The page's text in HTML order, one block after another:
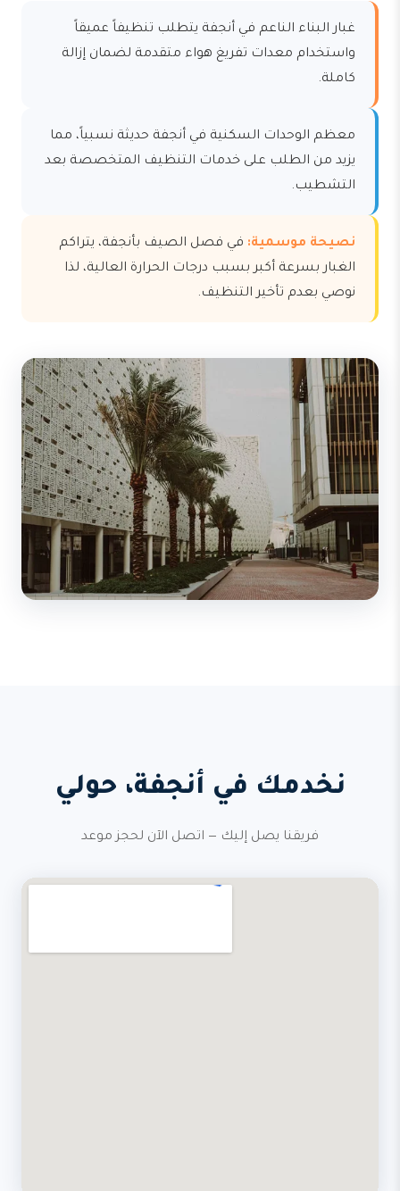
غبار البناء الناعم في أنجفة يتطلب تنظيفاً عميقاً
واستخدام معدات تفريغ هواء متقدمة لضمان إزالة
كاملة.
معظم الوحدات السكنية في أنجفة حديثة نسبياً، مما
يزيد من الطلب على خدمات التنظيف المتخصصة بعد
التشطيب.
نصيحة موسمية: في فصل الصيف بأنجفة، يتراكم
الغبار بسرعة أكبر بسبب درجات الحرارة العالية، لذا
نوصي بعدم تأخير التنظيف.
نخدمك في أنجفة، حولي
فريقنا يصل إليك — اتصل الآن لحجز موعد